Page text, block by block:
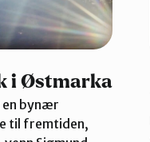
i Østmarka
en bynær
til fremtiden,